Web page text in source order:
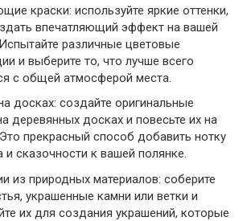
краски: используйте яркие оттенки,
впечатляющий эффект на вашей
различные цветовые
и выберите то, что лучше всего
с общей атмосферой места.
досках: создайте оригинальные
деревянных досках и повесьте их на
прекрасный способ добавить нотку
и сказочности к вашей полянке.
из природных материалов: соберите
украшенные камни или ветки и
их для создания украшений, которые